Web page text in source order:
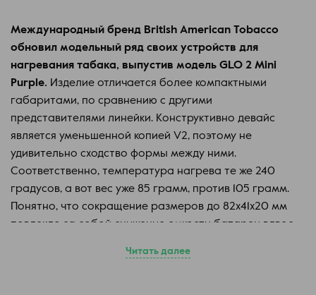
Международный бренд British American Tobacco
обновил модельный ряд своих устройств для
нагревания табака, выпустив модель GLO 2 Mini
Purple. Изделие отличается более компактными
габаритами, по сравнению с другими
представителями линейки. Конструктивно девайс
является уменьшенной копией V2, поэтому не
удивительно сходство формы между ними.
Соответственно, температура нагрева те же 240
градусов, а вот вес уже 85 грамм, против 105 грамм.
Понятно, что сокращение размеров до 82x41x20 мм
повлекло за собой снижение емкости батареи вдвое,
израсходовать не больше 15 стиков. Это стало платой
Читать далее